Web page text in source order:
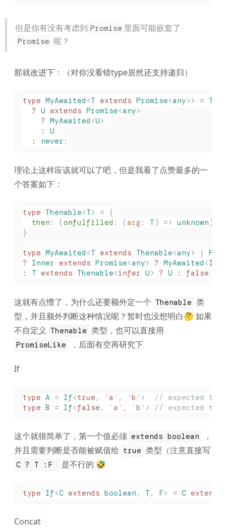
但是你有没有考虑到 Promise 里面可能嵌套了
Promise 呢？
那就改进下：（对你没看错type居然还支持递归）
type MyAwaited <T extends Promise<any>> = T
  ?
U extends Promise<any>
    ?
MyAwaited <U>
    :
U
  :
never ;
理论上这样应该就可以了吧，但是我看了点赞最多的一
个答案如下：
type Thenable<T> = {
  then
: (onfulfilled : (arg : T ) => unknown )
}
type MyAwaited <T extends Thenable<any> |
? Inner extends Promise<any> ? MyAwaited <
:
T extends Thenable<infer U> ? U : false
这就有点懵了，为什么还要额外定一个 Thenable 类
型，并且额外判断这种情况呢？暂时也没想明白🤔 如果
不自定义 Thenable 类型，也可以直接用
PromiseLike ，后面有空再研究下
If
type A = If <true , ' a ' , ' b ' >
// expected to
type B = If <false , ' a ' , ' b ' > // expected to
这个就很简单了，第一个值必须 extends boolean
，
并且需要判断是否能被赋值给 true 类型（注意直接写
C ? T :F 是不行的 🤣
type If <C extends boolean , T , F> = C extends
Concat